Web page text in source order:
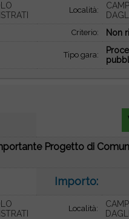
Località:
Criterio: Non
Tipo gara:
Progetto di
Importo:
Località: